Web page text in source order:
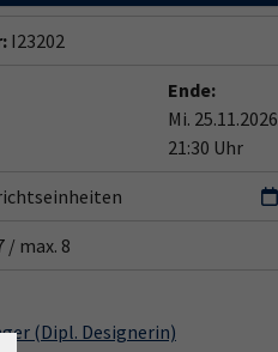
I23202
Ende:
Mi. 25.11.2026
21:30 Uhr
/ max. 8
(Dipl. Designerin)